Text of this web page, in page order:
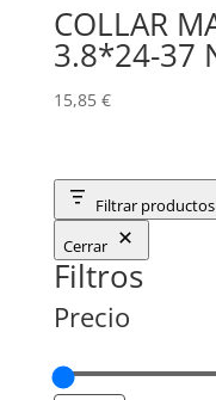
COLLAR
3.8*24-37
15,85 €
Filtrar productos
Cerrar
Filtros
Precio